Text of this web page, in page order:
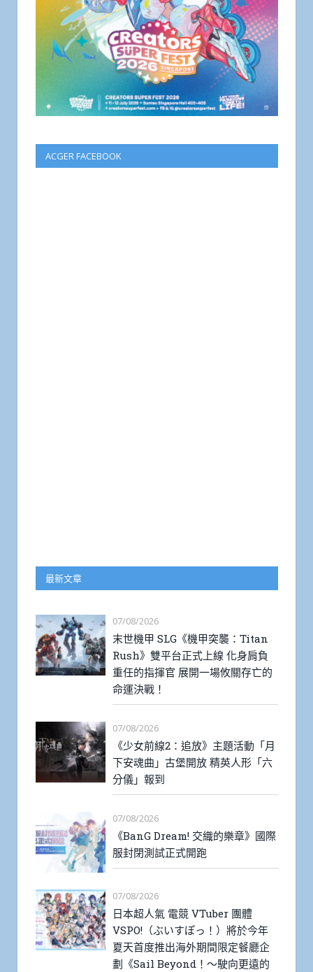
ACGER FACEBOOK
最新文章
07/08/2026
末世機甲 SLG《機甲突襲：Titan
Rush》雙平台正式上線 化身肩負
重任的指揮官 展開一場攸關存亡的
命運決戰！
07/08/2026
《少女前線2：追放》主題活動「月
下安魂曲」古堡開放 精英人形「六
分儀」報到
07/08/2026
《BanG Dream! 交織的樂章》國際
服封閉測試正式開跑
07/08/2026
日本超人氣 電競 VTuber 團體
VSPO!（ぶいすぽっ！）將於今年
夏天首度推出海外期間限定餐廳企
劃《Sail Beyond！～駛向更遠的